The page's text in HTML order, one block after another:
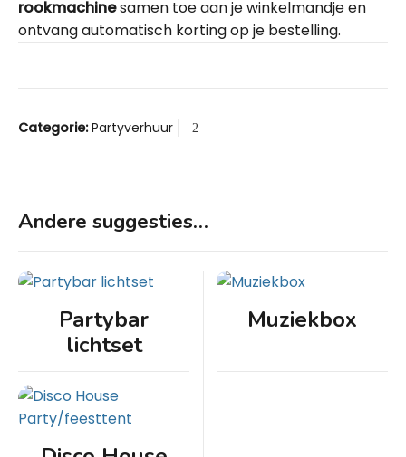
rookmachinesamen toe aan je winkelmandje en
ontvang automatisch korting op je bestelling.
Categorie:Partyverhuur
Andere suggesties…
Partybar
lichtset
Muziekbox